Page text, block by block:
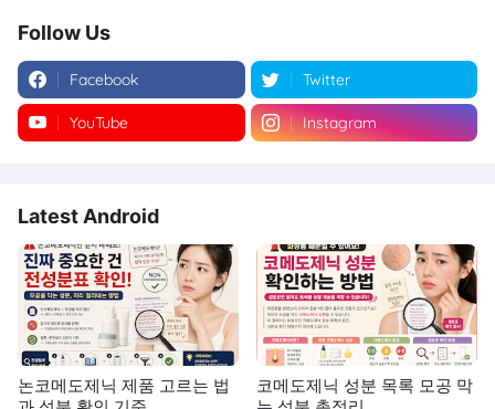
Follow Us
Facebook Twitter
YouTube Instagram
Latest Android
논코메도제닉 제품 고르는 법
코메도제닉 성분 목록 모공 막